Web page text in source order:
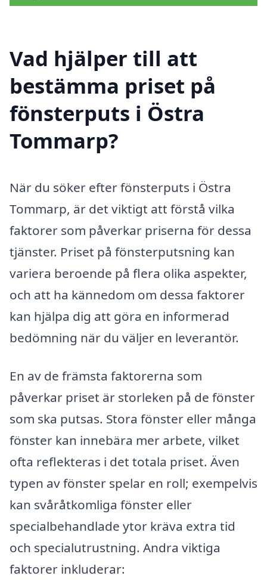
Vad hjälper till att
bestämma priset på
fönsterputs i Östra
Tommarp?
När du söker efter fönsterputs i Östra
Tommarp, är det viktigt att förstå vilka
faktorer som påverkar priserna för dessa
tjänster. Priset på fönsterputsning kan
variera beroende på flera olika aspekter,
och att ha kännedom om dessa faktorer
kan hjälpa dig att göra en informerad
bedömning när du väljer en leverantör.
En av de främsta faktorerna som
påverkar priset är storleken på de fönster
som ska putsas. Stora fönster eller många
fönster kan innebära mer arbete, vilket
ofta reflekteras i det totala priset. Även
typen av fönster spelar en roll; exempelvis
kan svåråtkomliga fönster eller
specialbehandlade ytor kräva extra tid
och specialutrustning. Andra viktiga
faktorer inkluderar: